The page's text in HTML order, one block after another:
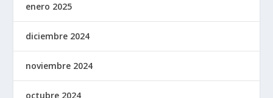
enero 2025
diciembre 2024
noviembre 2024
octubre 2024